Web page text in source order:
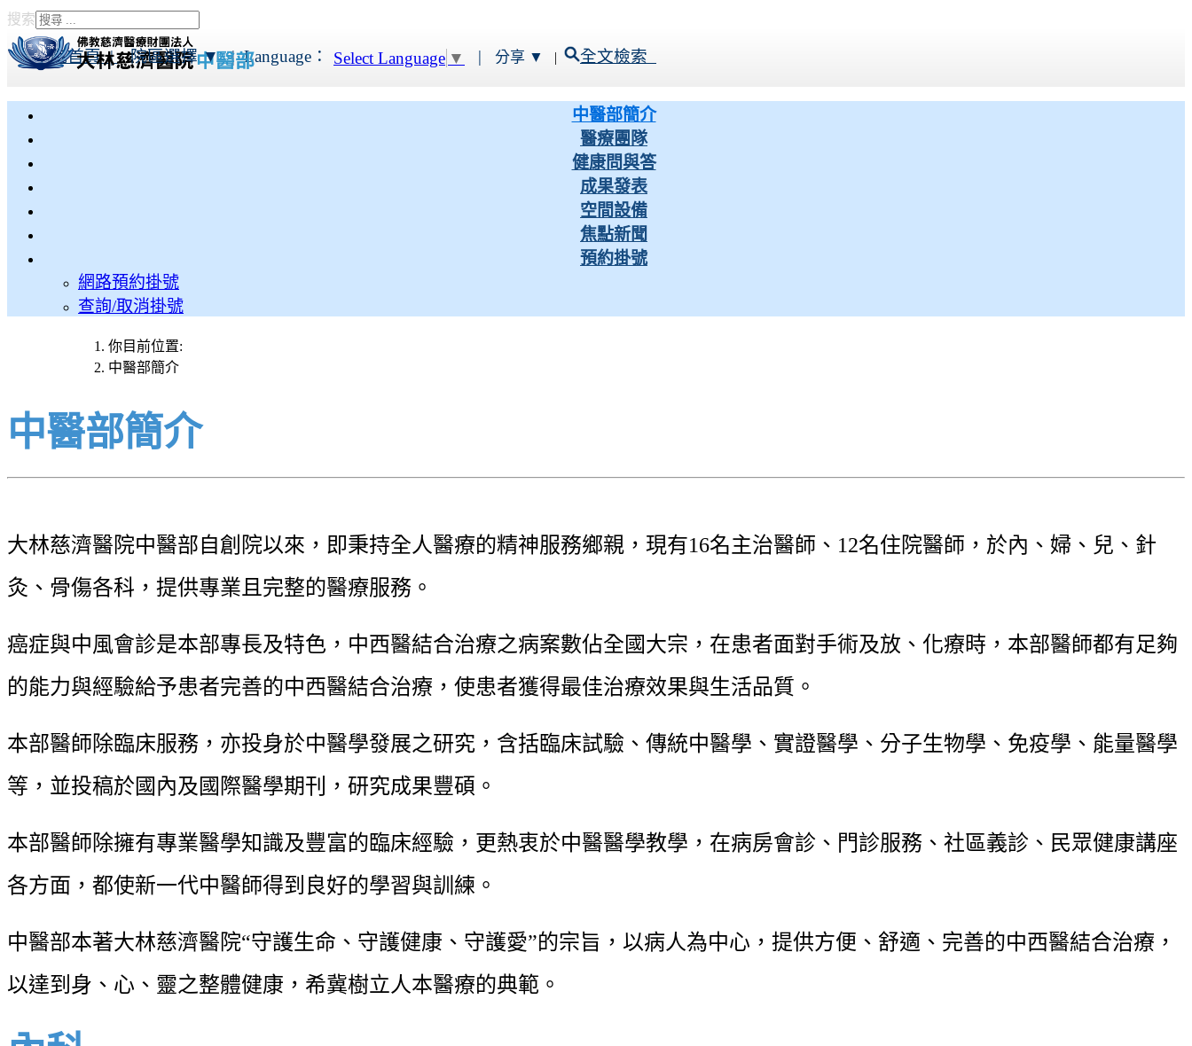
搜索
Type 2 or more characters
for results.
本院首頁 |院區選擇 ▼|Language： Select Language ▼ | 分享 ▼ | 全文檢索
中醫部簡介
醫療團隊
健康問與答
成果發表
空間設備
焦點新聞
預約掛號
網路預約掛號
查詢/取消掛號
你目前位置:
中醫部簡介
中醫部簡介
大林慈濟醫院中醫部自創院以來，即秉持全人醫療的精神服務鄉親，現有16名主治醫師、12名住院醫師，於內、婦、兒、針
灸、骨傷各科，提供專業且完整的醫療服務。
癌症與中風會診是本部專長及特色，中西醫結合治療之病案數佔全國大宗，在患者面對手術及放、化療時，本部醫師都有足夠
的能力與經驗給予患者完善的中西醫結合治療，使患者獲得最佳治療效果與生活品質。
本部醫師除臨床服務，亦投身於中醫學發展之研究，含括臨床試驗、傳統中醫學、實證醫學、分子生物學、免疫學、能量醫學
等，並投稿於國內及國際醫學期刊，研究成果豐碩。
本部醫師除擁有專業醫學知識及豐富的臨床經驗，更熱衷於中醫醫學教學，在病房會診、門診服務、社區義診、民眾健康講座
各方面，都使新一代中醫師得到良好的學習與訓練。
中醫部本著大林慈濟醫院“守護生命、守護健康、守護愛”的宗旨，以病人為中心，提供方便、舒適、完善的中西醫結合治療，
以達到身、心、靈之整體健康，希冀樹立人本醫療的典範。